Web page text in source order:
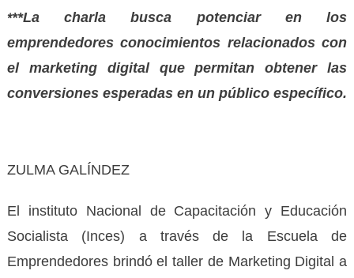
***La charla busca potenciar en los
emprendedores conocimientos relacionados con
el marketing digital que permitan obtener las
conversiones esperadas en un público específico.
ZULMA GALÍNDEZ
El instituto Nacional de Capacitación y Educación
Socialista (Inces) a través de la Escuela de
Emprendedores brindó el taller de Marketing Digital a